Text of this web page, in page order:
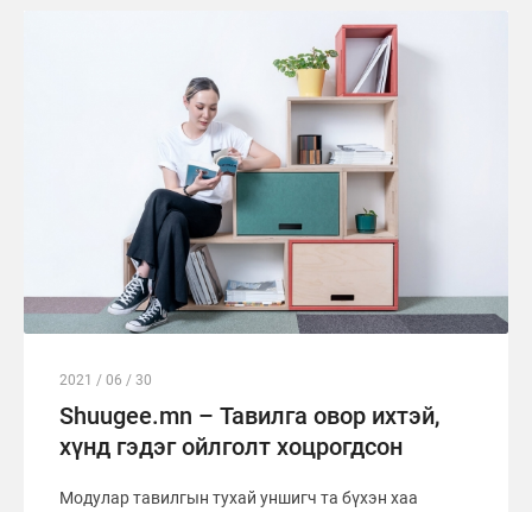
2021 / 06 / 30
Shuugee.mn – Тавилга овор ихтэй,
хүнд гэдэг ойлголт хоцрогдсон
Модулар тавилгын тухай уншигч та бүхэн хаа